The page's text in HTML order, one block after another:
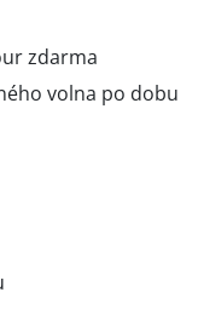
zdarma
volna po dobu